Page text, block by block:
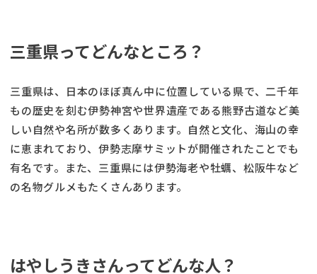
三重県ってどんなところ？
三重県は、日本のほぼ真ん中に位置している県で、二千年
もの歴史を刻む伊勢神宮や世界遺産である熊野古道など美
しい自然や名所が数多くあります。自然と文化、海山の幸
に恵まれており、伊勢志摩サミットが開催されたことでも
有名です。また、三重県には伊勢海老や牡蠣、松阪牛など
の名物グルメもたくさんあります。
はやしうきさんってどんな人？